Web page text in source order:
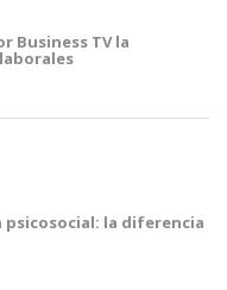
Business TV la
psicosocial: la diferencia